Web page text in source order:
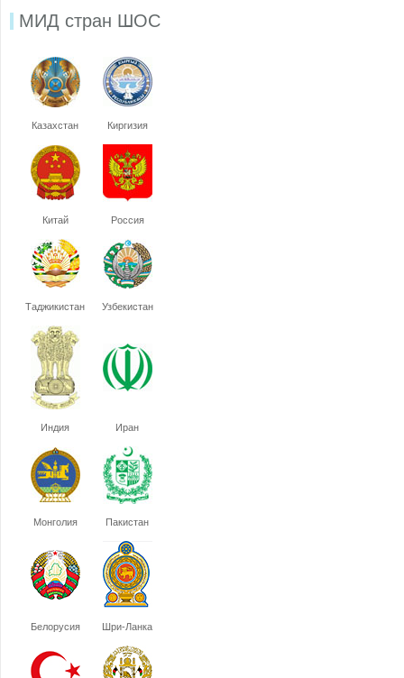
МИД стран ШОС
Казахстан Киргизия
Китай Россия
Таджикистан Узбекистан
Индия Иран
Монголия Пакистан
Белорусия Шри-Ланка